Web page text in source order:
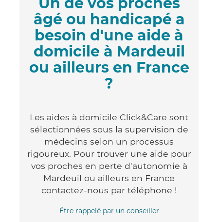
âgé ou handicapé a
besoin d'une aide à
domicile à Mardeuil
ou ailleurs en France
?
Les aides à domicile Click&Care sont
sélectionnées sous la supervision de
médecins selon un processus
rigoureux. Pour trouver une aide pour
vos proches en perte d'autonomie à
Mardeuil ou ailleurs en France
contactez-nous par téléphone !
Être rappelé par un conseiller